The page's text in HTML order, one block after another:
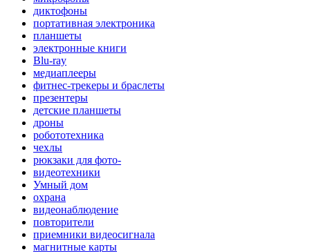
диктофоны
портативная электроника
планшеты
электронные книги
Blu-ray
медиаплееры
фитнес-трекеры и браслеты
презентеры
детские планшеты
дроны
робототехника
чехлы
рюкзаки для фото-
видеотехники
Умный дом
охрана
видеонаблюдение
повторители
приемники видеосигнала
магнитные карты